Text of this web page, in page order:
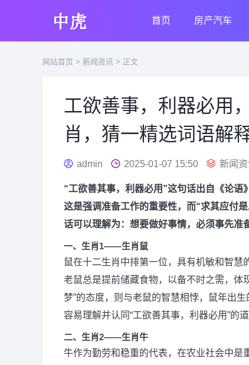
首页 房产汽车
网站首页 > 新闻资讯 > 正文
工欲善事，利器必用
肖，猜一精选词语解
admin 2025-01-07 15:50 新闻
“工欲善其事，利器必用”这句话出自《论语
这是强调准备工作的重要性，而“求其应付
话可以理解为：想要做好事情，必须事先准
一、生肖1——生肖鼠
鼠在十二生肖中排第一位，具有机敏和智慧
老鼠总是提前储藏食物，以备不时之需，体
梦”的态度，则与老鼠的智慧相悖，鼠年出
容易理解并认同“工欲善其事，利器必用”的道
二、生肖2——生肖牛
牛作为勤劳和稳重的代表，在农业社会中是